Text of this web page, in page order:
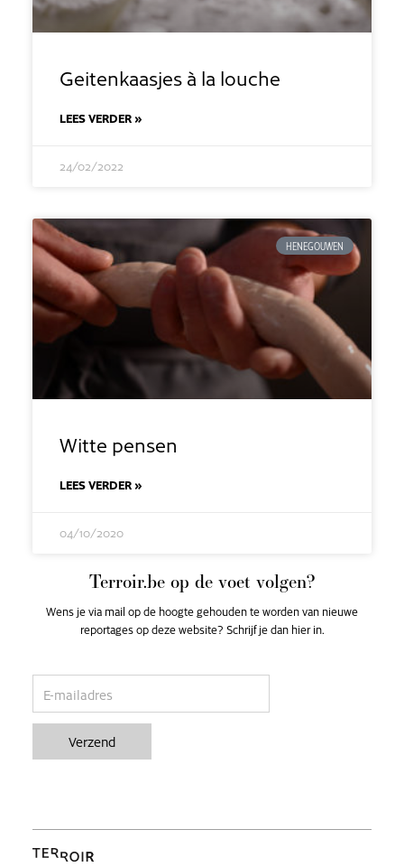
Geitenkaasjes à la louche
LEES VERDER »
24/02/2022
HENEGOUWEN
Witte pensen
LEES VERDER »
04/10/2020
Terroir.be op de voet volgen?
Wens je via mail op de hoogte gehouden te worden van nieuwe
reportages op deze website? Schrijf je dan hier in.
Verzend